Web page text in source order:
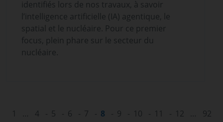
identifiés lors de nos travaux, à savoir
l’intelligence artificielle (IA) agentique, le
spatial et le nucléaire. Pour ce premier
focus, plein phare sur le secteur du
nucléaire.
Previous
1 … 4 5 6 7 8 9 10 11 12 … 92